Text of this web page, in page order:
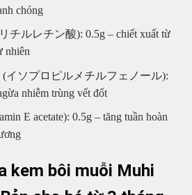
chóng
チルレチン酸): 0.5g – chiết xuất từ
nhiên
(イソプロピルメチルフェノール):
nhiễm trùng vết đốt
E acetate): 0.5g – tăng tuần hoàn
kem bôi muỗi Muhi